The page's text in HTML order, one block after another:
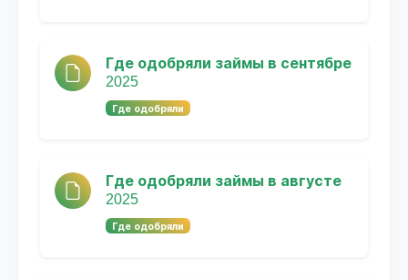
Где одобряли займы в сентябре
2025
Где одобряли
Где одобряли займы в августе
2025
Где одобряли